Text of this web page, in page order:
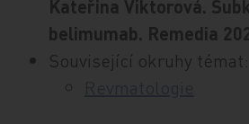
Kateřina Viktorová.
belimumab. Remedia
Související okruhy témat: